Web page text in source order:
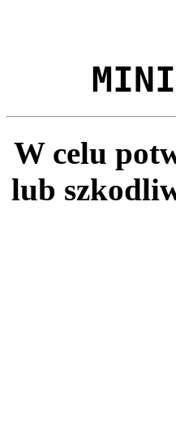
W celu
lub